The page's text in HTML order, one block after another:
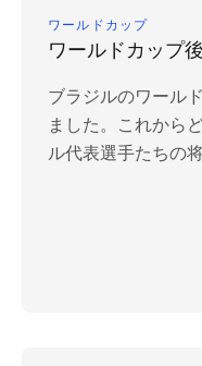
ワールドカップ
ワールドカップ
ブラジルのワール
ました。これから
ル代表選手たちの